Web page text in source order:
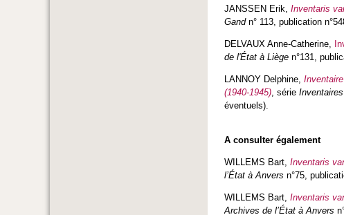
JANSSEN Erik, Inventaris
Gandn° 113, publication
DELVAUX Anne-Catherine,
de l'État à Liège n°131,
LANNOY Delphine,
(1940-1945) série
éventuels).
A consulter également
WILLEMS Bart, Inventaris
l’État à Anvers n°75,
WILLEMS Bart, Inventaris
Archives de l’État à Anvers